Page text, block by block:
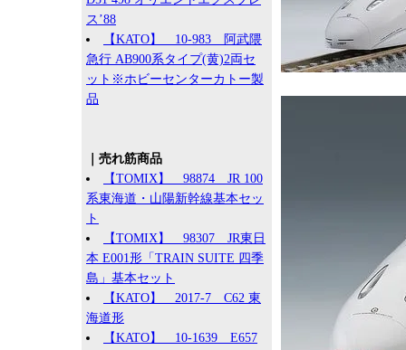
ス’88
【KATO】 10-983 阿武隈
急行 AB900系タイプ(黄)2両セ
ット※ホビーセンターカトー製
品
｜売れ筋商品
【TOMIX】 98874 JR 100
系東海道・山陽新幹線基本セッ
ト
【TOMIX】 98307 JR東日
本 E001形「TRAIN SUITE 四季
島」基本セット
【KATO】 2017-7 C62 東
海道形
【KATO】 10-1639 E657